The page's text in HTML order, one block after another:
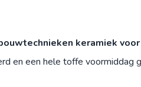
keramiek
en een hele toffe voormiddag